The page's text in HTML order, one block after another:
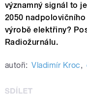
významný signál to
2050
výrobě elektřiny?
Radiožurnálu.
autoři: Vladimír Kroc,